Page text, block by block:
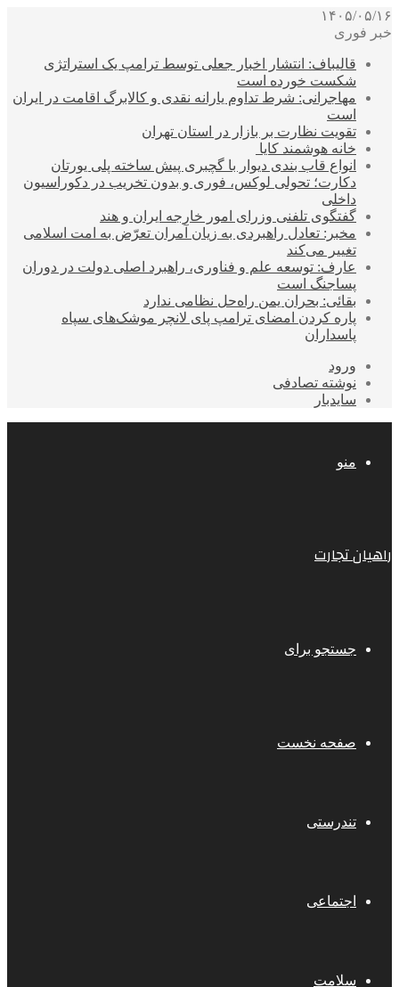
۱۴۰۵/۰۵/۱۶
خبر فوری
قالیباف: انتشار اخبار جعلی توسط ترامپ یک استراتژی
شکست خورده است
مهاجرانی: شرط تداوم یارانه نقدی و کالابرگ اقامت در ایران
است
تقویت نظارت بر بازار در استان تهران
خانه هوشمند کایا
انواع قاب بندی دیوار با گچبری پیش ساخته پلی یورتان
دکارت؛ تحولی لوکس، فوری و بدون تخریب در دکوراسیون
داخلی
گفتگوی تلفنی وزرای امور خارجه ایران و هند
مخبر: تعادل راهبردی به زیان آمران تعرّض به امت اسلامی
تغییر می‌کند
عارف: توسعه علم و فناوری، راهبرد اصلی دولت در دوران
پساجنگ است
بقائی: بحران یمن راه‌حل نظامی ندارد
پاره کردن امضای ترامپ پای لانچر موشک‌های سپاه
پاسداران
ورود
نوشته تصادفی
سایدبار
منو
راهیان تجارت
جستجو برای
صفحه نخست
تندرستی
اجتماعی
سلامت